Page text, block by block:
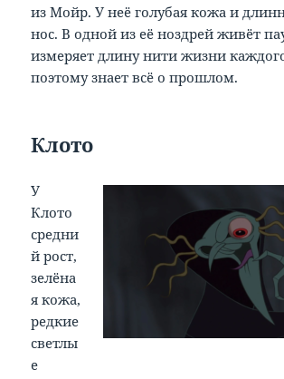
из Мойр. У неё голубая кожа и
нос. В одной из её ноздрей живёт
измеряет длину нити жизни
поэтому знает всё о прошлом.
Клото
У
Клото
средни
й рост,
зелёна
я кожа,
редкие
светлы
е